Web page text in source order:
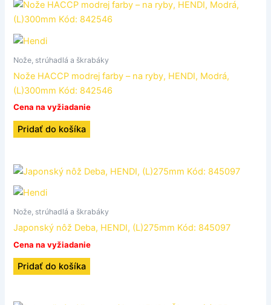
Nože, strúhadlá a škrabáky
Nože HACCP modrej farby – na ryby, HENDI, Modrá,
(L)300mm Kód: 842546
Cena na vyžiadanie
Pridať do košíka
Nože, strúhadlá a škrabáky
Japonský nôž Deba, HENDI, (L)275mm Kód: 845097
Cena na vyžiadanie
Pridať do košíka